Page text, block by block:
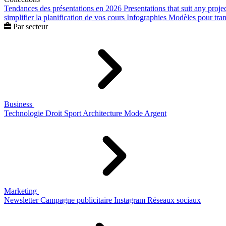
Tendances des présentations en 2026 Presentations that suit any
simplifier la planification de vos cours Infographies Modèles pour
Par secteur
Business
Technologie Droit Sport Architecture Mode Argent
Marketing
Newsletter Campagne publicitaire Instagram Réseaux sociaux